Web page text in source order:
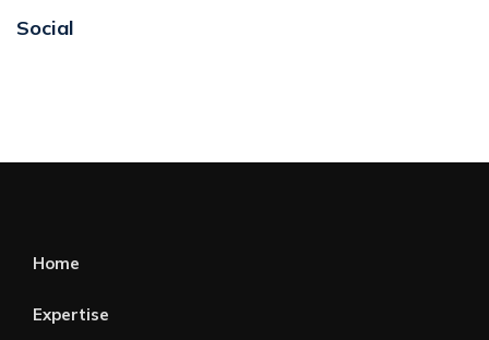
Social
Home
Expertise